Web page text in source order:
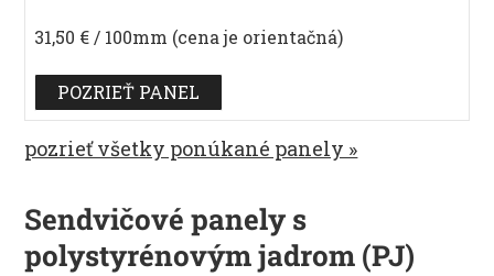
31,50 € / 100mm (cena je orientačná)
POZRIEŤ PANEL
pozrieť všetky ponúkané panely »
Sendvičové panely s
polystyrénovým jadrom (PJ)